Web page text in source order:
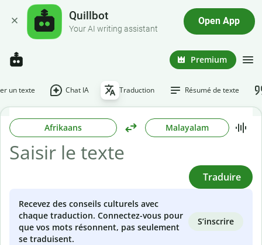
Quillbot
Your AI writing assistant
Open App
Premium
un texte Chat IA Traduction Résumé de texte
Afrikaans Malayalam
Traduire
Recevez des conseils culturels avec
chaque traduction. Connectez-vous pour
que vos mots résonnent, pas seulement
se traduisent.
S’inscrire